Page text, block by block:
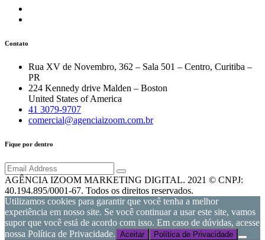
Contato
Rua XV de Novembro, 362 – Sala 501 – Centro, Curitiba –
PR
224 Kennedy drive Malden – Boston
United States of America
41 3079-9707
comercial@agenciaizoom.com.br
Fique por dentro
AGÊNCIA IZOOM MARKETING DIGITAL. 2021 © CNPJ:
40.194.895/0001-67. Todos os direitos reservados.
Utilizamos cookies para garantir que você tenha a melhor
experiência em nosso site. Se você continuar a usar este site, vamos
supor que você está de acordo com isso. Em caso de dúvidas, acesse
nossa Política de Privacidade. Aceitar Política de Privacidade